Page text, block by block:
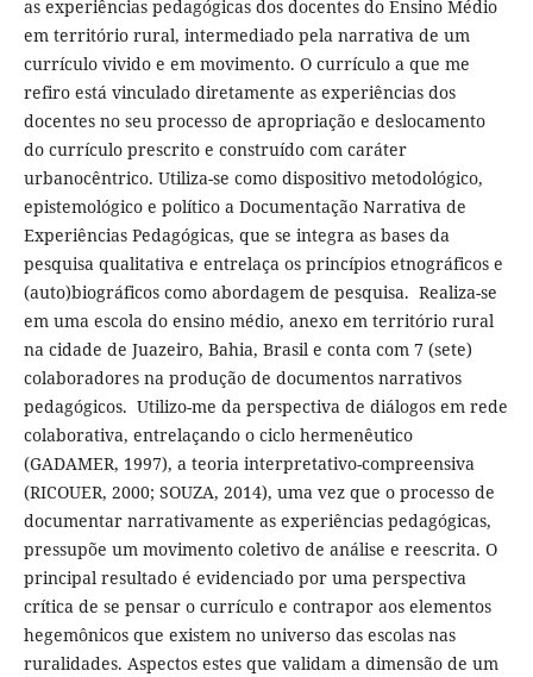
as experiências pedagógicas dos docentes do Ensino Médio
em território rural, intermediado pela narrativa de um
currículo vivido e em movimento. O currículo a que me
refiro está vinculado diretamente as experiências dos
docentes no seu processo de apropriação e deslocamento
do currículo prescrito e construído com caráter
urbanocêntrico. Utiliza-se como dispositivo metodológico,
epistemológico e político a Documentação Narrativa de
Experiências Pedagógicas, que se integra as bases da
pesquisa qualitativa e entrelaça os princípios etnográficos e
(auto)biográficos como abordagem de pesquisa. Realiza-se
em uma escola do ensino médio, anexo em território rural
na cidade de Juazeiro, Bahia, Brasil e conta com 7 (sete)
colaboradores na produção de documentos narrativos
pedagógicos. Utilizo-me da perspectiva de diálogos em rede
colaborativa, entrelaçando o ciclo hermenêutico
(GADAMER, 1997), a teoria interpretativo-compreensiva
(RICOUER, 2000; SOUZA, 2014), uma vez que o processo de
documentar narrativamente as experiências pedagógicas,
pressupõe um movimento coletivo de análise e reescrita. O
principal resultado é evidenciado por uma perspectiva
crítica de se pensar o currículo e contrapor aos elementos
hegemônicos que existem no universo das escolas nas
ruralidades. Aspectos estes que validam a dimensão de um